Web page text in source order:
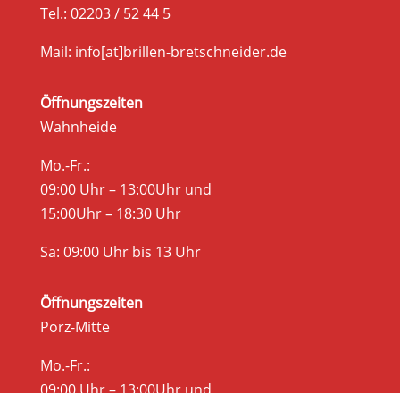
Tel.: 02203 / 52 44 5
Mail: info[at]brillen-bretschneider.de
Öffnungszeiten
Wahnheide
Mo.-Fr.:
09:00 Uhr – 13:00Uhr und
15:00Uhr – 18:30 Uhr
Sa: 09:00 Uhr bis 13 Uhr
Öffnungszeiten
Porz-Mitte
Mo.-Fr.: